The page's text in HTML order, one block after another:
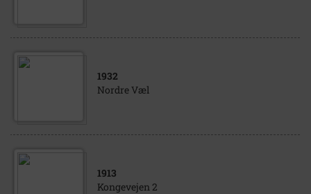
1932
Nordre Væl
1913
Kongevejen 2